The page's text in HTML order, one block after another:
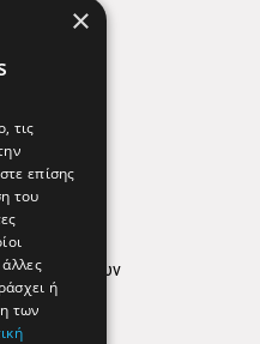
Φαρμακεία
δεδομένων
×
τις
επίσης
του
ή
των